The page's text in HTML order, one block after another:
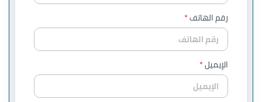
رقم الهاتف
الإيميل